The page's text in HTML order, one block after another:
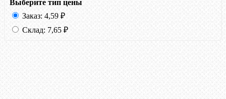
Выберите тип цены
Заказ: 4,59 ₽
Склад: 7,65 ₽